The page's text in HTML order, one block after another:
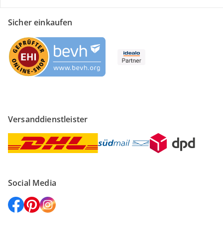
Sicher einkaufen
Versanddienstleister
Social Media